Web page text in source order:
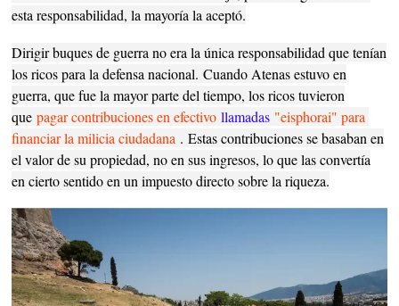
esta responsabilidad, la mayoría la aceptó.
Dirigir buques de guerra no era la única responsabilidad que tenían
los ricos para la defensa nacional.Cuando Atenas estuvo en
guerra, que fue la mayor parte del tiempo, los ricos tuvieron
quepagar contribuciones en efectivo llamadas "eisphorai" para
financiar la milicia ciudadana .Estas contribuciones se basaban en
el valor de su propiedad, no en sus ingresos, lo que las convertía
en cierto sentido en un impuesto directo sobre la riqueza.